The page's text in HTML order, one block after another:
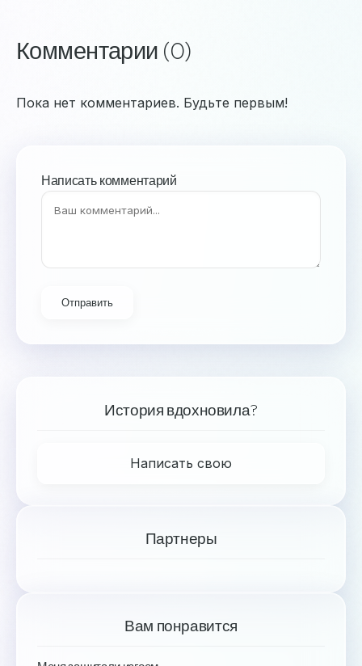
Комментарии (0)
Пока нет комментариев. Будьте первым!
Написать комментарий
Отправить
История вдохновила?
Написать свою
Партнеры
Вам понравится